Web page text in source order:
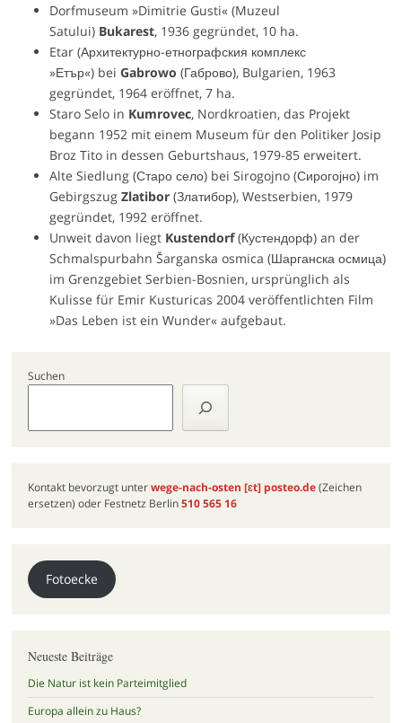
Dorfmuseum »Dimitrie Gusti« (Muzeul
Satului) Bukarest, 1936 gegründet, 10 ha.
Etar (Архитектурно-етнографския комплекс
»Етър«) bei Gabrowo (Габрово), Bulgarien, 1963
gegründet, 1964 eröffnet, 7 ha.
Staro Selo in Kumrovec, Nordkroatien, das Projekt
begann 1952 mit einem Museum für den Politiker Josip
Broz Tito in dessen Geburtshaus, 1979-85 erweitert.
Alte Siedlung (Старо село) bei Sirogojno (Сирогојно) im
Gebirgszug Zlatibor(Златибор), Westserbien, 1979
gegründet, 1992 eröffnet.
Unweit davon liegt Kustendorf(Кустендорф) an der
Schmalspurbahn Šarganska osmica (Шарганска осмица)
im Grenzgebiet Serbien-Bosnien, ursprünglich als
Kulisse für Emir Kusturicas 2004 veröffentlichten Film
»Das Leben ist ein Wunder« aufgebaut.
Suchen
Kontakt bevorzugt unterwege-nach-osten [ɛt]posteo.de(Zeichen
ersetzen) oder Festnetz Berlin510 565 16
Fotoecke
Neueste Beiträge
Die Natur ist kein Parteimitglied
Europa allein zu Haus?